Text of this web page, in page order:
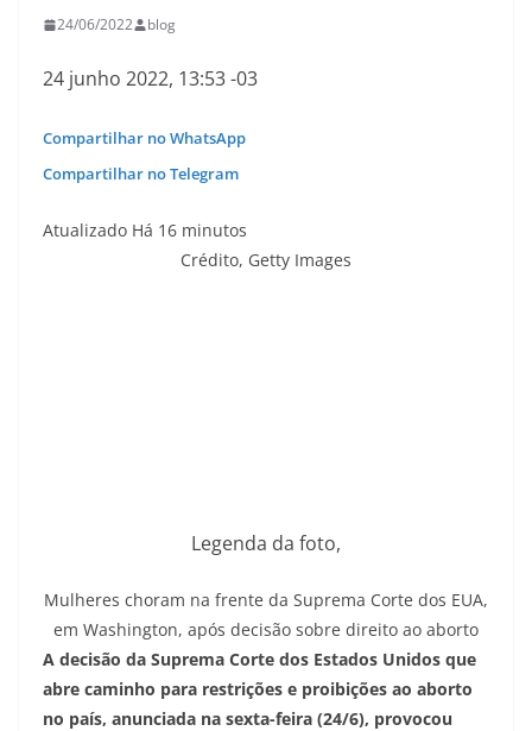
24/06/2022 blog
24 junho 2022, 13:53 -03
Compartilhar no WhatsApp
Compartilhar no Telegram
Atualizado Há 16 minutos
Crédito, Getty Images
Legenda da foto,
Mulheres choram na frente da Suprema Corte dos EUA,
em Washington, após decisão sobre direito ao aborto
A decisão da Suprema Corte dos Estados Unidos que
abre caminho para restrições e proibições ao aborto
no país, anunciada na sexta-feira (24/6), provocou